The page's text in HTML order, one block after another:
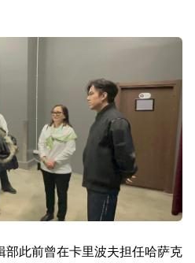
部此前曾在卡里波夫担任哈萨克